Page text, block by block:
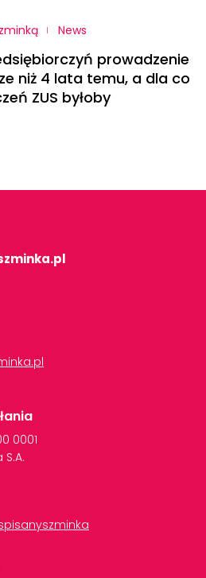
News
prowadzenie
niż 4 lata temu, a dla co
ZUS byłoby
0001
S.A.